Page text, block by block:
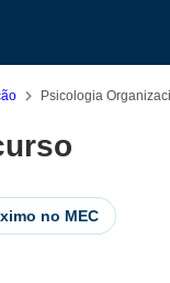
Psicologia
no MEC